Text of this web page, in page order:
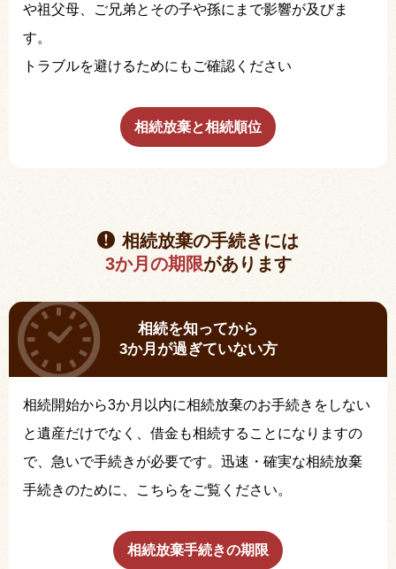
や祖父母、ご兄弟とその子や孫にまで影響が及びま
す。
トラブルを避けるためにもご確認ください
相続放棄と相続順位
相続放棄の手続きには
3か月の期限があります
相続を知ってから
3か月が過ぎていない方
相続開始から3か月以内に相続放棄のお手続きをしない
と遺産だけでなく、借金も相続することになりますの
で、急いで手続きが必要です。迅速・確実な相続放棄
手続きのために、こちらをご覧ください。
相続放棄手続きの期限